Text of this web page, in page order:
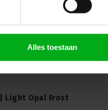
Alles toestaan
Light Opal Frost